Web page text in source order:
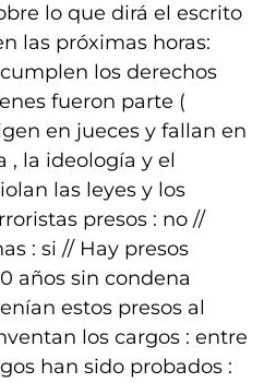
lo que dirá el escrito
las próximas horas:
los derechos
fueron parte (
en jueces y fallan en
, la ideología y el
las leyes y los
presos : no //
: si // Hay presos
años sin condena
estos presos al
los cargos : entre
han sido probados :